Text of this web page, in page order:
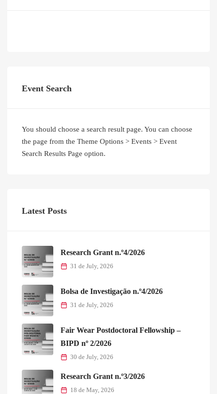
Event Search
You should choose a search result page. You can choose
the page from the Theme Options > Events > Event
Search Results Page option.
Latest Posts
Research Grant n.º4/2026
31 de July, 2026
Bolsa de Investigação n.º4/2026
31 de July, 2026
Fair Wear Postdoctoral Fellowship –
BIPD nº 2/2026
30 de July, 2026
Research Grant n.º3/2026
18 de May, 2026